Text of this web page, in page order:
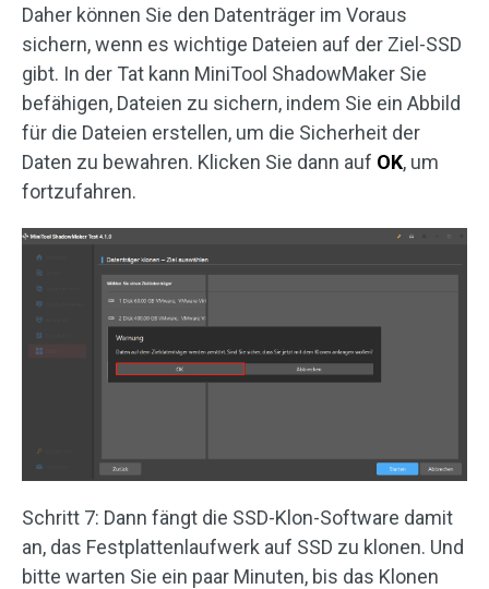
Daher können Sie den Datenträger im Voraus
sichern, wenn es wichtige Dateien auf der Ziel-SSD
gibt. In der Tat kann MiniTool ShadowMaker Sie
befähigen, Dateien zu sichern, indem Sie ein Abbild
für die Dateien erstellen, um die Sicherheit der
Daten zu bewahren. Klicken Sie dann auf OK, um
fortzufahren.
Schritt 7: Dann fängt die SSD-Klon-Software damit
an, das Festplattenlaufwerk auf SSD zu klonen. Und
bitte warten Sie ein paar Minuten, bis das Klonen